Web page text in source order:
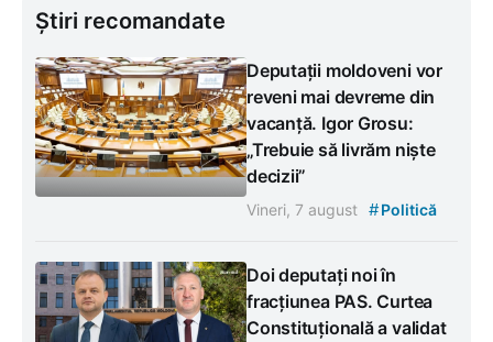
Știri recomandate
Deputații moldoveni vor
reveni mai devreme din
vacanță. Igor Grosu:
„Trebuie să livrăm niște
decizii”
Vineri, 7 august #Politică
Doi deputați noi în
fracțiunea PAS. Curtea
Constituțională a validat